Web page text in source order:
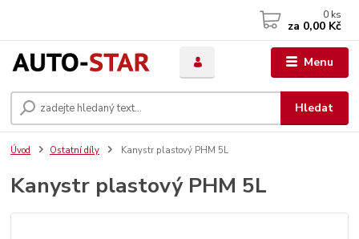
Menu
Hledat
0 ks
za 0,00 Kč
Úvod Ostatní díly Kanystr plastový PHM 5L
Kanystr plastový PHM 5L